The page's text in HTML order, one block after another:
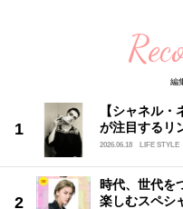
編
【シャネル
が注目するリ
2026.06.18
LIFE STYLE
時代、世代を
楽しむスペシ